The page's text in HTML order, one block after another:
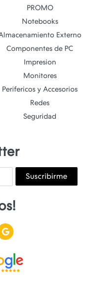
PROMO
Notebooks
Externo
Componentes de PC
Impresion
Monitores
Perifericos y Accesorios
Redes
Seguridad
Suscribirme